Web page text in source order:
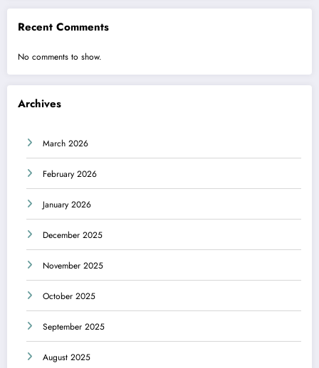
Recent Comments
No comments to show.
Archives
March 2026
February 2026
January 2026
December 2025
November 2025
October 2025
September 2025
August 2025